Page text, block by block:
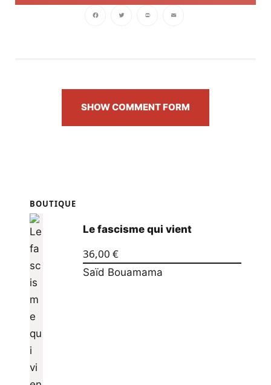
SHOW COMMENT FORM
BOUTIQUE
Le fascisme qui vient
36,00 €
Saïd Bouamama